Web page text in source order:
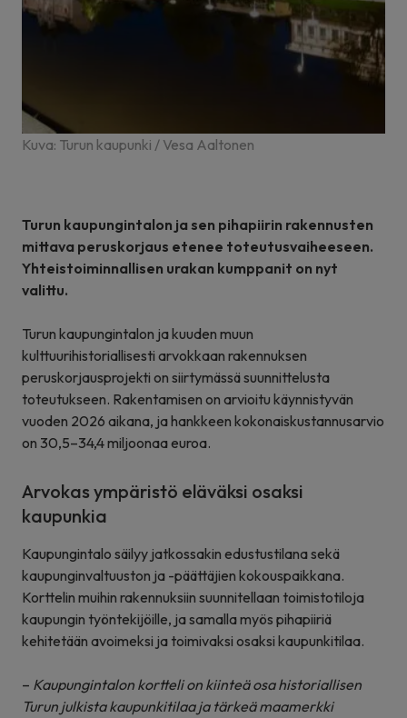
Kuva: Turun kaupunki / Vesa Aaltonen
Turun kaupungintalon ja sen pihapiirin rakennusten
mittava peruskorjaus etenee toteutusvaiheeseen.
Yhteistoiminnallisen urakan kumppanit on nyt
valittu.
Turun kaupungintalon ja kuuden muun
kulttuurihistoriallisesti arvokkaan rakennuksen
peruskorjausprojekti on siirtymässä suunnittelusta
toteutukseen. Rakentamisen on arvioitu käynnistyvän
vuoden 2026 aikana, ja hankkeen kokonaiskustannusarvio
on 30,5–34,4 miljoonaa euroa.
Arvokas ympäristö eläväksi osaksi
kaupunkia
Kaupungintalo säilyy jatkossakin edustustilana sekä
kaupunginvaltuuston ja -päättäjien kokouspaikkana.
Korttelin muihin rakennuksiin suunnitellaan toimistotiloja
kaupungin työntekijöille, ja samalla myös pihapiiriä
kehitetään avoimeksi ja toimivaksi osaksi kaupunkitilaa.
– Kaupungintalon kortteli on kiinteä osa historiallisen
Turun julkista kaupunkitilaa ja tärkeä maamerkki